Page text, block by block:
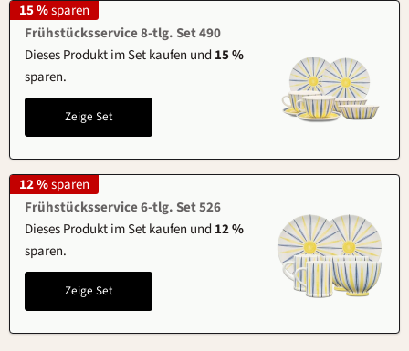
Frühstücksservice 8-tlg. Set 490
Dieses Produkt im Set kaufen und 15 %
sparen.
Zeige Set
15 %sparen
Frühstücksservice 6-tlg. Set 526
Dieses Produkt im Set kaufen und 12 %
sparen.
Zeige Set
12 %sparen